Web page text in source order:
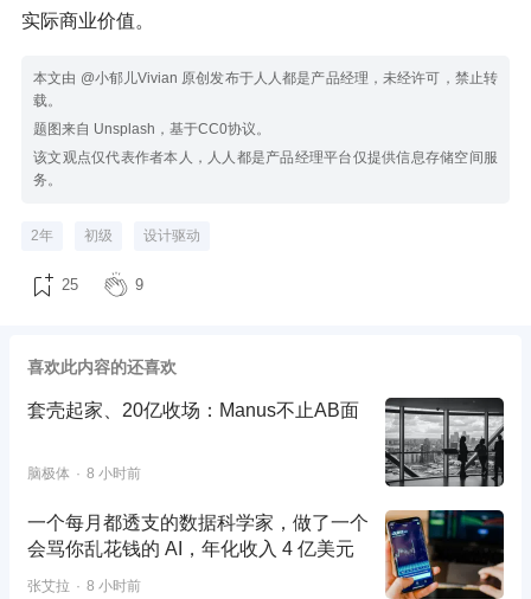
实际商业价值。
本文由 @小郁儿Vivian 原创发布于人人都是产品经理，未经许可，禁止转
载。
题图来自 Unsplash，基于CC0协议。
该文观点仅代表作者本人，人人都是产品经理平台仅提供信息存储空间服
务。
2年 初级 设计驱动
25 9
喜欢此内容的还喜欢
套壳起家、20亿收场：Manus不止AB面
脑极体 8 小时前
一个每月都透支的数据科学家，做了一个
会骂你乱花钱的 AI，年化收入 4 亿美元
张艾拉 8 小时前